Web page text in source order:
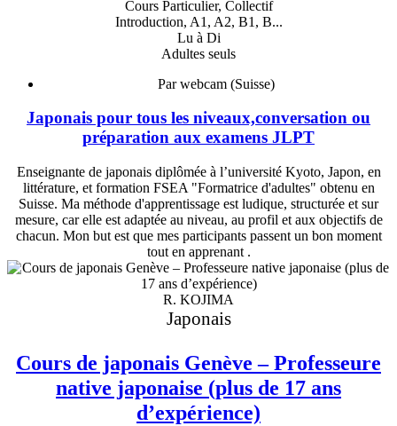
Cours Particulier, Collectif
Introduction, A1, A2, B1, B...
Lu à Di
Adultes seuls
Par webcam (Suisse)
Japonais pour tous les niveaux,conversation ou
préparation aux examens JLPT
Enseignante de japonais diplômée à l’université Kyoto, Japon, en
littérature, et formation FSEA "Formatrice d'adultes" obtenu en
Suisse. Ma méthode d'apprentissage est ludique, structurée et sur
mesure, car elle est adaptée au niveau, au profil et aux objectifs de
chacun. Mon but est que mes participants passent un bon moment
tout en apprenant .
R. KOJIMA
Japonais
Cours de japonais Genève – Professeure
native japonaise (plus de 17 ans
d’expérience)